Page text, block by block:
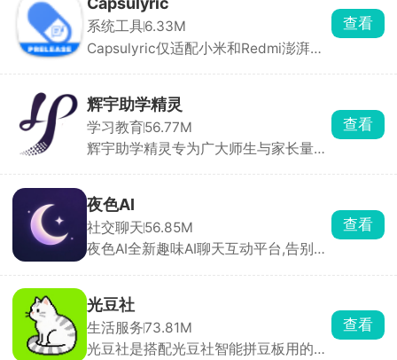
景，还有夜间模式，也能导入自己的
TXT。书架能自动存进度，多设备同
步。
系统工具6.33M
Capsulyric仅适配小米和Redmi澎湃系
滚动实时歌词，不遮挡屏幕画面，进度
条跟随歌曲专辑封面自动动态变色。
查看
辉宇助学精灵
学习教育56.77M
辉宇助学精灵专为广大师生与家长量身
消息推送及时高效，学业成绩、校园动
态一目了然。在这里，家长和老师能够
无障碍实时沟通，高效对接孩子的学习
问题。以科技连接家校，用陪伴助力成
查看
夜色AI
社交聊天56.85M
夜色AI全新趣味AI聊天互动平台,告别传
情。AI24小时全程在线，时刻相伴，陪
你分享日常趣事。平台支持自由DIY角
色，按照个人喜好定制专属互动伙伴，
精准匹配你的需求，解锁与众不同的个
查看
光豆社
生活服务73.81M
光豆社是搭配光豆社智能拼豆板用的配
查看